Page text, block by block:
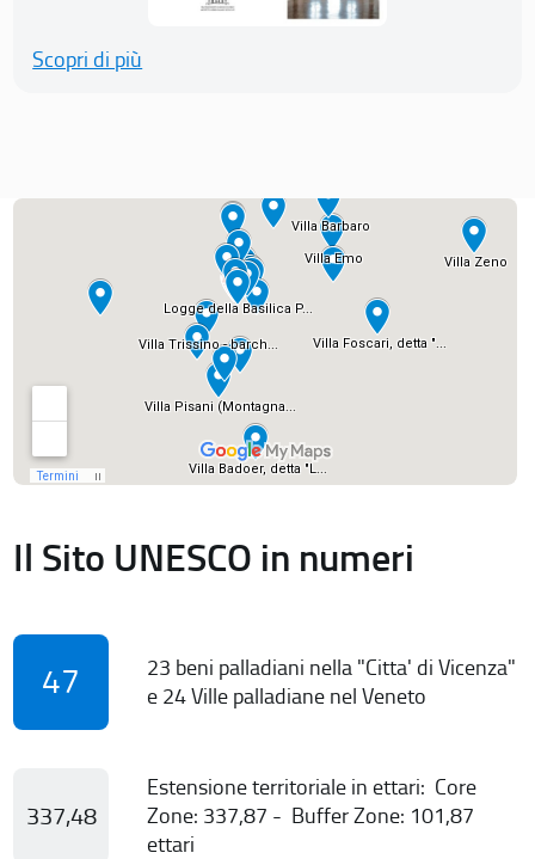
Scopri di più
Il Sito UNESCO in numeri
47
23 beni palladiani nella "Citta' di Vicenza"
e 24 Ville palladiane nel Veneto
337,48
Estensione territoriale in ettari: Core
Zone: 337,87 - Buffer Zone: 101,87
ettari